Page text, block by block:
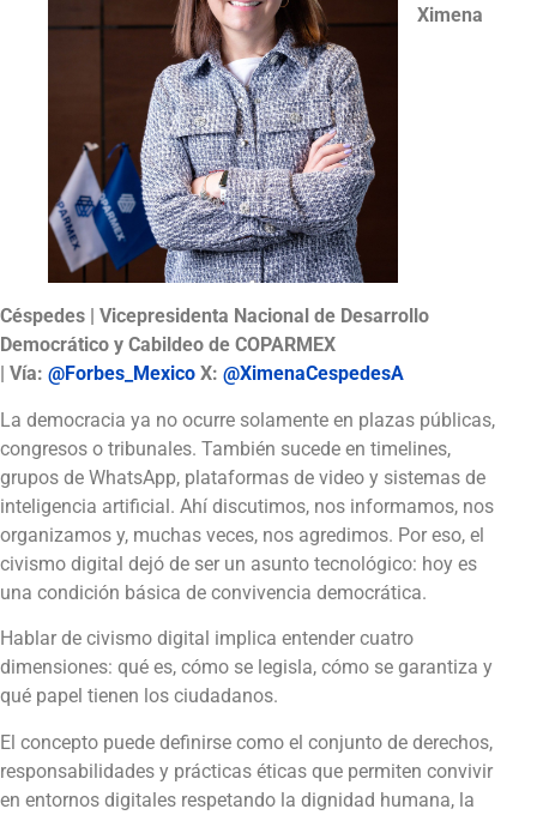
Ximena
Céspedes | Vicepresidenta Nacional de Desarrollo
Democrático y Cabildeo de COPARMEX
| Vía: @Forbes_Mexico X: @XimenaCespedesA
La democracia ya no ocurre solamente en plazas públicas,
congresos o tribunales. También sucede en timelines,
grupos de WhatsApp, plataformas de video y sistemas de
inteligencia artificial. Ahí discutimos, nos informamos, nos
organizamos y, muchas veces, nos agredimos. Por eso, el
civismo digital dejó de ser un asunto tecnológico: hoy es
una condición básica de convivencia democrática.
Hablar de civismo digital implica entender cuatro
dimensiones: qué es, cómo se legisla, cómo se garantiza y
qué papel tienen los ciudadanos.
El concepto puede definirse como el conjunto de derechos,
responsabilidades y prácticas éticas que permiten convivir
en entornos digitales respetando la dignidad humana, la